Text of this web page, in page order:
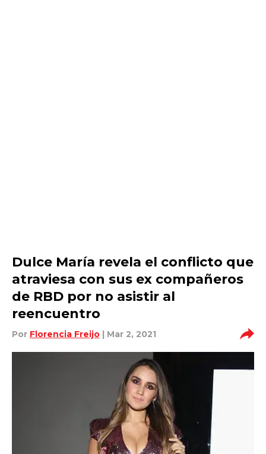
Dulce María revela el conflicto que
atraviesa con sus ex compañeros
de RBD por no asistir al
reencuentro
Por Florencia Freijo | Mar 2, 2021